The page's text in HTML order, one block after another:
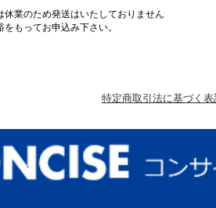
業のため発送はいたしておりません
もってお申込み下さい。
特定商取引法に基づく表